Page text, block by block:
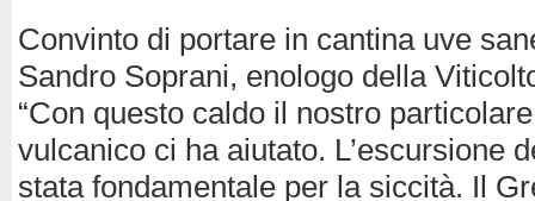
Convinto di portare in cantina uve
Sandro Soprani, enologo della
“Con questo caldo il nostro
vulcanico ci ha aiutato. L’escursione
stata fondamentale per la siccità. Il